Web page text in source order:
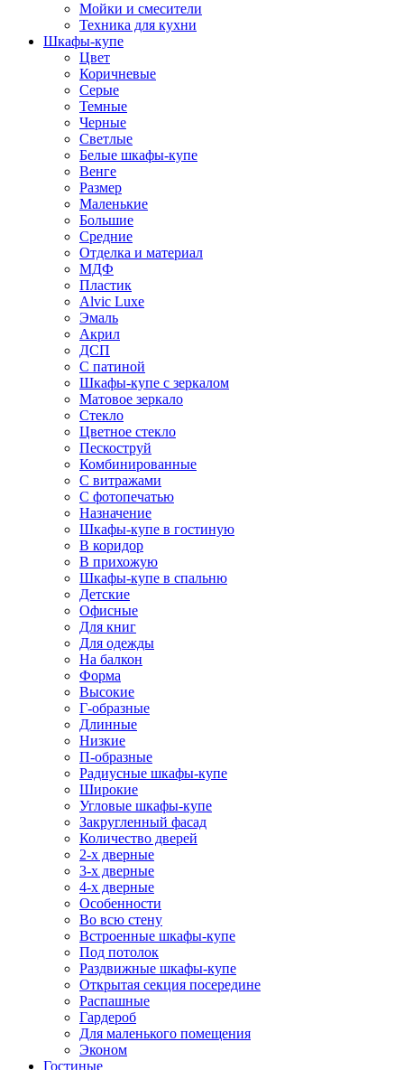
Мойки и смесители
Техника для кухни
Шкафы-купе
Цвет
Коричневые
Серые
Темные
Черные
Светлые
Белые шкафы-купе
Венге
Размер
Маленькие
Большие
Средние
Отделка и материал
МДФ
Пластик
Alvic Luxe
Эмаль
Акрил
ДСП
С патиной
Шкафы-купе с зеркалом
Матовое зеркало
Стекло
Цветное стекло
Пескоструй
Комбинированные
С витражами
С фотопечатью
Назначение
Шкафы-купе в гостиную
В коридор
В прихожую
Шкафы-купе в спальню
Детские
Офисные
Для книг
Для одежды
На балкон
Форма
Высокие
Г-образные
Длинные
Низкие
П-образные
Радиусные шкафы-купе
Широкие
Угловые шкафы-купе
Закругленный фасад
Количество дверей
2-х дверные
3-х дверные
4-х дверные
Особенности
Во всю стену
Встроенные шкафы-купе
Под потолок
Раздвижные шкафы-купе
Открытая секция посередине
Распашные
Гардероб
Для маленького помещения
Эконом
Гостиные